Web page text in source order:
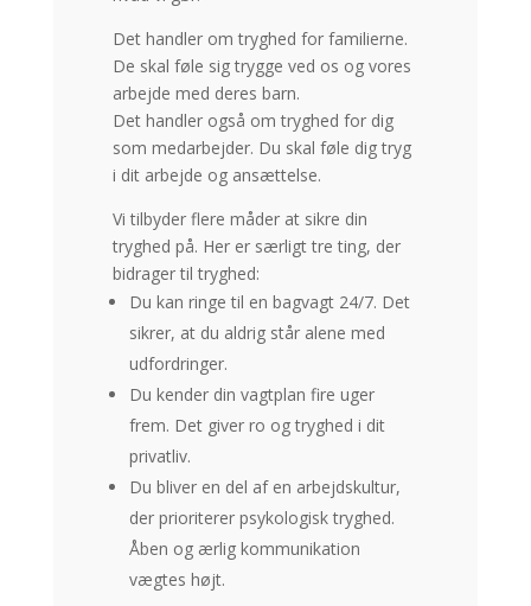
Det handler om tryghed for familierne.
De skal føle sig trygge ved os og vores
arbejde med deres barn.
Det handler også om tryghed for dig
som medarbejder. Du skal føle dig tryg
i dit arbejde og ansættelse.
Vi tilbyder flere måder at sikre din
tryghed på. Her er særligt tre ting, der
bidrager til tryghed:
Du kan ringe til en bagvagt 24/7. Det
sikrer, at du aldrig står alene med
udfordringer.
Du kender din vagtplan fire uger
frem. Det giver ro og tryghed i dit
privatliv.
Du bliver en del af en arbejdskultur,
der prioriterer psykologisk tryghed.
Åben og ærlig kommunikation
vægtes højt.